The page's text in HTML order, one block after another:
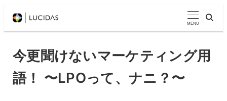
MENU
今更聞けないマーケティング用
語！ 〜LPOって、ナニ？〜